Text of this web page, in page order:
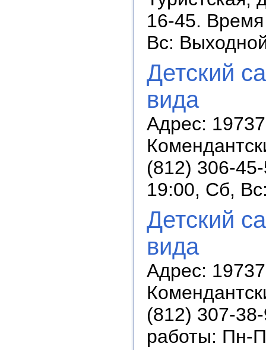
16-45.
Вс:
Детский
вида
Адрес:
(812) 306-
19:00, Сб,
Детский
вида
Адрес:
(812) 307-
работы: Пн-